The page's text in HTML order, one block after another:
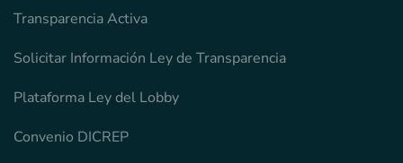
Transparencia Activa
Solicitar Información Ley de Transparencia
Plataforma Ley del Lobby
Convenio DICREP